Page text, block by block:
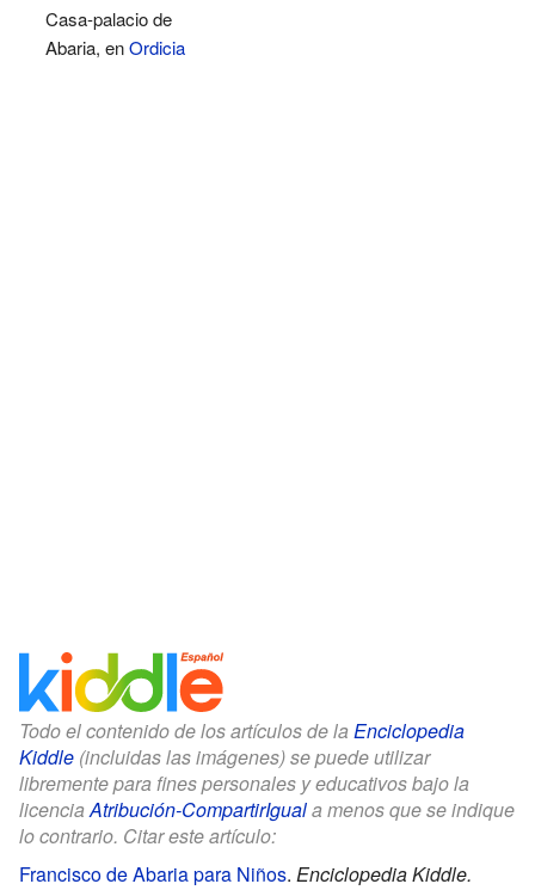
Casa-palacio de
Abaria, enOrdicia
Todo el contenido de los artículos de la Enciclopedia
Kiddle (incluidas las imágenes) se puede utilizar
libremente para fines personales y educativos bajo la
licenciaAtribución-CompartirIguala menos que se indique
lo contrario. Citar este artículo:
Francisco de Abaria para Niños. Enciclopedia Kiddle.